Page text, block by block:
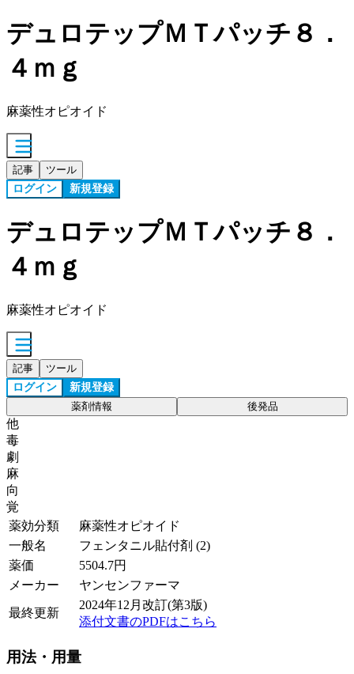
デュロテップＭＴパッチ８．
４ｍｇ
麻薬性オピオイド
記事 ツール
ログイン 新規登録
デュロテップＭＴパッチ８．
４ｍｇ
麻薬性オピオイド
記事 ツール
ログイン 新規登録
薬剤情報 後発品
他
毒
劇
麻
向
覚
薬効分類
麻薬性オピオイド
一般名
フェンタニル貼付剤 (2)
薬価
5504.7円
メーカー
ヤンセンファーマ
最終更新
2024年12月改訂(第3版)
添付文書のPDFはこちら
用法・用量